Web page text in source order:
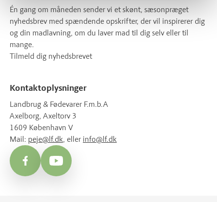
Én gang om måneden sender vi et skønt, sæsonpræget
nyhedsbrev med spændende opskrifter, der vil inspirerer dig
og din madlavning, om du laver mad til dig selv eller til
mange.
Tilmeld dig nyhedsbrevet
Kontaktoplysninger
Landbrug & Fødevarer F.m.b.A
Axelborg, Axeltorv 3
1609 København V
Mail: peje@lf.dk, eller info@lf.dk
FacebookYouTube